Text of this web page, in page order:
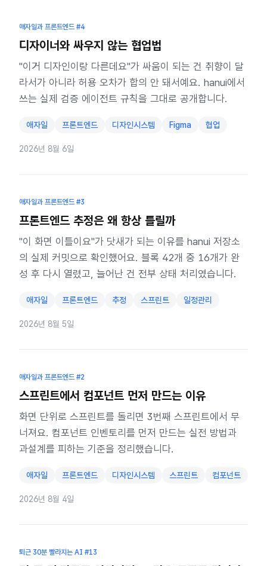
애자일과 프론트엔드 #4
디자이너와 싸우지 않는 협업법
"이거 디자인이랑 다른데요"가 싸움이 되는 건 취향이 달
라서가 아니라 허용 오차가 합의 안 돼서예요. hanui에서
쓰는 실제 검증 에이전트 규칙을 그대로 공개합니다.
애자일 프론트엔드 디자인시스템 Figma 협업
2026년 8월 6일
애자일과 프론트엔드 #3
프론트엔드 추정은 왜 항상 틀릴까
"이 화면 이틀이요"가 닷새가 되는 이유를 hanui 저장소
의 실제 커밋으로 확인했어요. 블록 42개 중 16개가 완
성 후 다시 열렸고, 늘어난 건 전부 상태 처리였습니다.
애자일 프론트엔드 추정 스프린트 일정관리
2026년 8월 5일
애자일과 프론트엔드 #2
스프린트에서 컴포넌트 먼저 만드는 이유
화면 단위로 스프린트를 돌리면 3번째 스프린트에서 무
너져요. 컴포넌트 인벤토리를 먼저 만드는 실전 방법과
과설계를 피하는 기준을 정리했습니다.
애자일 프론트엔드 디자인시스템 스프린트 컴포넌트
2026년 8월 4일
퇴근 30분 빨라지는 AI #13